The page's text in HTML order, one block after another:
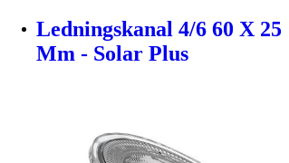
Ledningskanal 4/6 60 X 25
Mm - Solar Plus